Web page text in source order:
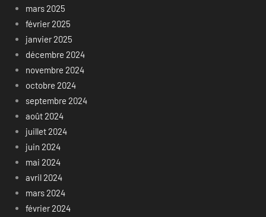
mars 2025
février 2025
janvier 2025
décembre 2024
novembre 2024
octobre 2024
septembre 2024
août 2024
juillet 2024
juin 2024
mai 2024
avril 2024
mars 2024
février 2024